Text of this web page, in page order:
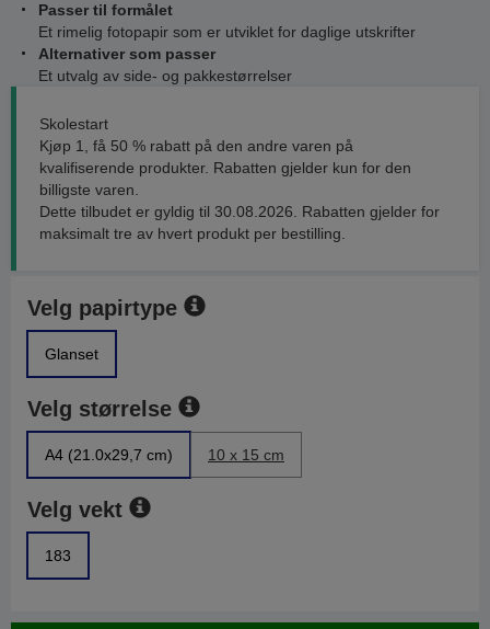
Passer til formålet
Et rimelig fotopapir som er utviklet for daglige utskrifter
Alternativer som passer
Et utvalg av side- og pakkestørrelser
Skolestart
Kjøp 1, få 50 % rabatt på den andre varen på
kvalifiserende produkter. Rabatten gjelder kun for den
billigste varen.
Dette tilbudet er gyldig til 30.08.2026. Rabatten gjelder for
maksimalt tre av hvert produkt per bestilling.
Velg papirtype
Glanset
Velg størrelse
A4 (21.0x29,7 cm) 10 x 15 cm
Velg vekt
183